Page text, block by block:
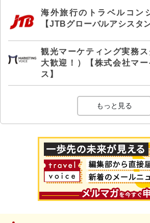
海外旅行のトラベルコン
【JTBグローバルアシスタ
観光マーケティング実務
大歓迎！）【株式会社マ
ス】
もっと見る